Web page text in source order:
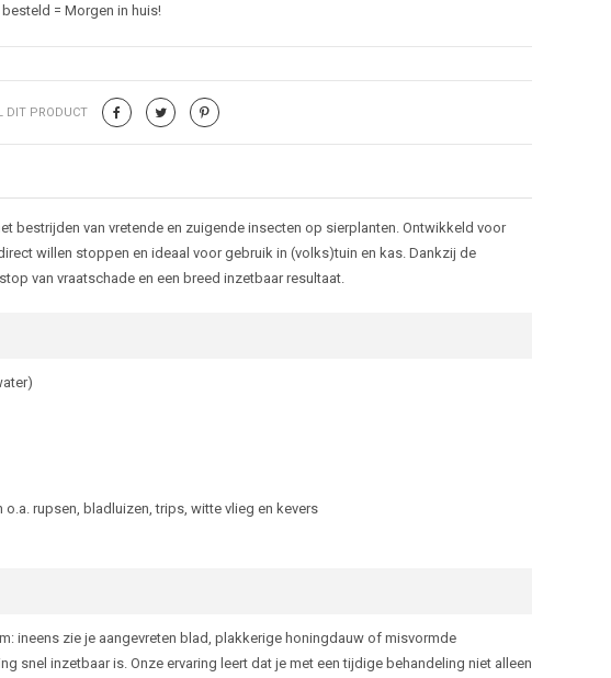
besteld = Morgen in huis!
DIT PRODUCT
bestrijden van vretende en zuigende insecten op sierplanten. Ontwikkeld voor
willen stoppen en ideaal voor gebruik in (volks)tuin en kas. Dankzij de
van vraatschade en een breed inzetbaar resultaat.
rupsen, bladluizen, trips, witte vlieg en kevers
ineens zie je aangevreten blad, plakkerige honingdauw of misvormde
snel inzetbaar is. Onze ervaring leert dat je met een tijdige behandeling niet alleen